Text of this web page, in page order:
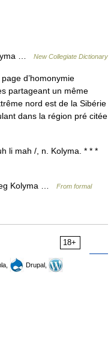
… New Collegiate Dictionary
d’homonymie
partageant un même
nord est de la Sibérie
dans la région pré citée
li mah /, n. Kolyma. * * *
Kolyma …
From formal
18+
Drupal,